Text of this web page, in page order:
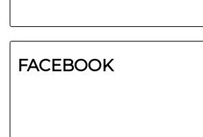
FACEBOOK